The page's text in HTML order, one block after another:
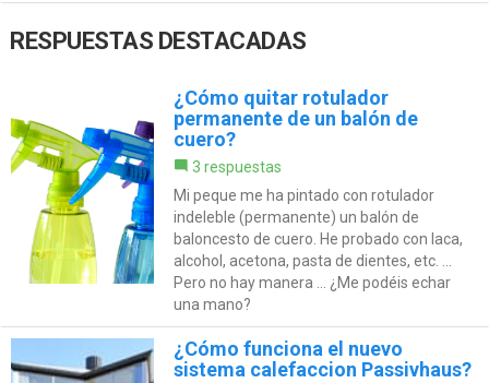
RESPUESTAS DESTACADAS
¿Cómo quitar rotulador
permanente de un balón de
cuero?
3 respuestas
Mi peque me ha pintado con rotulador
indeleble (permanente) un balón de
baloncesto de cuero. He probado con laca,
alcohol, acetona, pasta de dientes, etc. ...
Pero no hay manera ... ¿Me podéis echar
una mano?
¿Cómo funciona el nuevo
sistema calefaccion Passivhaus?